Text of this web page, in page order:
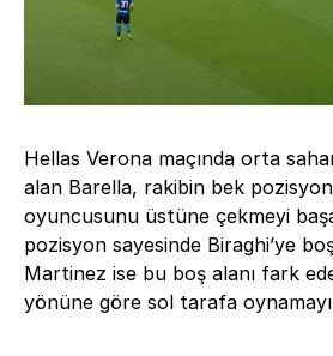
Hellas Verona maçında orta
alan Barella, rakibin bek
oyuncusunu üstüne çekmeyi
pozisyon sayesinde Biraghi’ye
Martinez ise bu boş alanı fark
yönüne göre sol tarafa oynamayı